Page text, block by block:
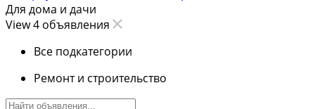
Для дома и дачи
View 4 объявления
Все подкатегории
Ремонт и строительство